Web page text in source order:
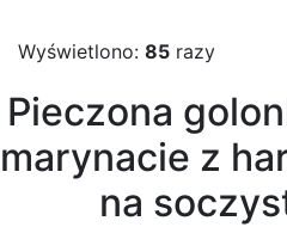
Wyświetlono: 85 razy
Pieczona
marynacie z
na